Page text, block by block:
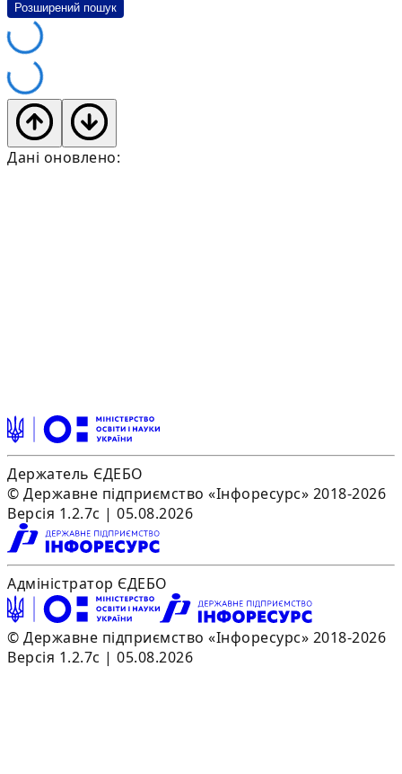
Розширений пошук
Дані оновлено:
Держатель ЄДЕБО
© Державне підприємство «Інфоресурс» 2018-2026
Версія 1.2.7c | 05.08.2026
Адміністратор ЄДЕБО
© Державне підприємство «Інфоресурс» 2018-2026
Версія 1.2.7c | 05.08.2026